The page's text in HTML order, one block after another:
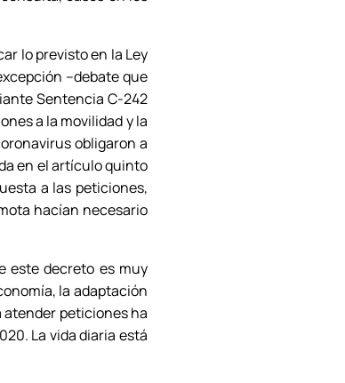
lo previsto en la Ley
–debate que
Sentencia C-242
a la movilidad y la
obligaron a
en el artículo quinto
a las peticiones,
hacían necesario
este decreto es muy
la adaptación
atender peticiones ha
La vida diaria está